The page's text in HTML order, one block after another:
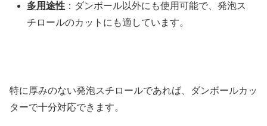
多用途性 ：ダンボール以外にも使用可能で、発泡ス
チロールのカットにも適しています。
特に厚みのない発泡スチロールであれば、ダンボールカッ
ターで十分対応できます。